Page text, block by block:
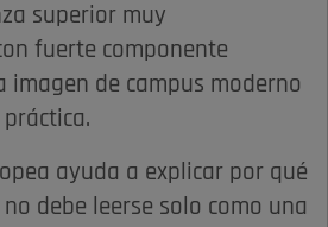
superior muy
fuerte componente
imagen de campus moderno
ayuda a explicar por qué
debe leerse solo como una